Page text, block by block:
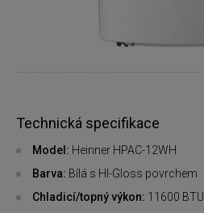
Technická specifikace
Model: Heinner HPAC-12WH
Barva: Bílá s HI-Gloss povrchem
Chladicí/topný výkon: 11600 BTU